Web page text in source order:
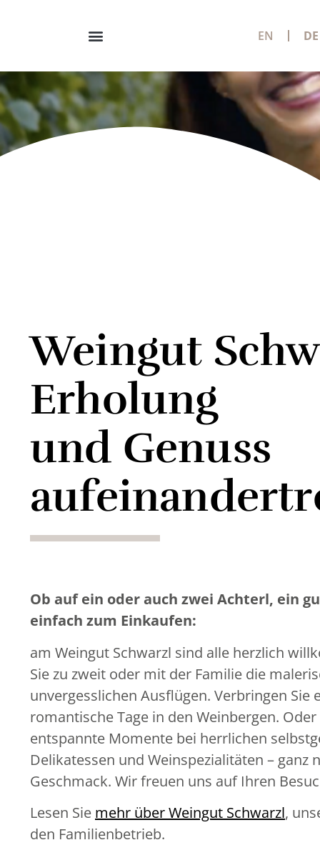
EN DE
Weingut
Erholung
und Genuss
Ob auf ein oder auch zwei Achterl, ein
einfach zum Einkaufen:
am Weingut Schwarzl sind alle herzlich
Sie zu zweit oder mit der Familie die
unvergesslichen Ausflügen. Verbringen Sie
romantische Tage in den Weinbergen. Oder
entspannte Momente bei herrlichen
Delikatessen und Weinspezialitäten – ganz
Geschmack. Wir freuen uns auf Ihren
Lesen Sie mehr über Weingut Schwarzl,
den Familienbetrieb.